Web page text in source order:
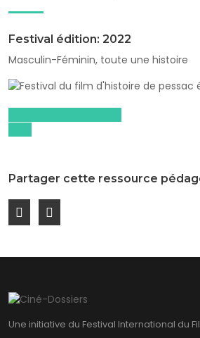
Festival édition: 2022
Masculin-Féminin, toute une histoire
Partager cette ressource
Une initiative du Festival International du